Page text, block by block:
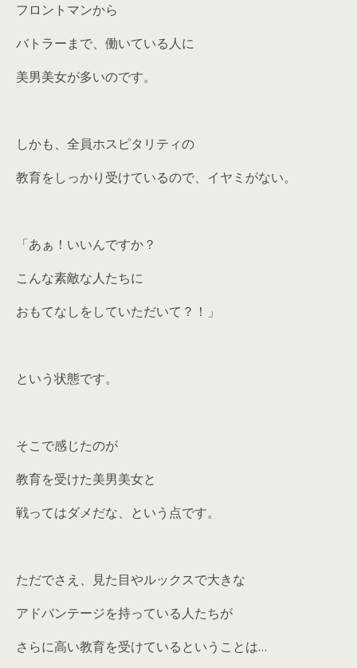
フロントマンから
バトラーまで、働いている人に
美男美女が多いのです。
しかも、全員ホスピタリティの
教育をしっかり受けているので、イヤミがない。
「あぁ！いいんですか？
こんな素敵な人たちに
おもてなしをしていただいて？！」
という状態です。
そこで感じたのが
教育を受けた美男美女と
戦ってはダメだな、という点です。
ただでさえ、見た目やルックスで大きな
アドバンテージを持っている人たちが
さらに高い教育を受けているということは…